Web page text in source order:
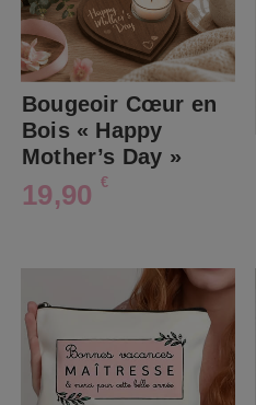
Bougeoir Cœur en
Bois « Happy
Mother’s Day »
19,90 €